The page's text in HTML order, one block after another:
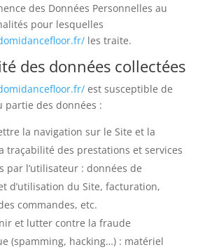
des Données Personnelles au
pour lesquelles
les traite.
des données collectées
est susceptible de
partie des données :
la navigation sur le Site et la
traçabilité des prestations et services
par l’utilisateur : données de
d’utilisation du Site, facturation,
commandes, etc.
et lutter contre la fraude
(spamming, hacking…) : matériel